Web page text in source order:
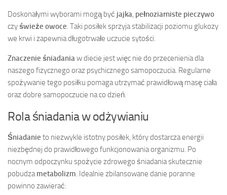
Doskonałymi wyborami mogą być jajka, pełnoziarniste pieczywo
czyświeże owoce. Taki posiłek sprzyja stabilizacji poziomu glukozy
we krwi i zapewnia długotrwałe uczucie sytości.
Znaczenie śniadaniaw diecie jest więc nie do przecenienia dla
naszego fizycznego oraz psychicznego samopoczucia. Regularne
spożywanie tego posiłku pomaga utrzymać prawidłową masę ciała
oraz dobre samopoczucie na co dzień.
Rola śniadania w odżywianiu
Śniadanie to niezwykle istotny posiłek, który dostarcza energii
niezbędnej do prawidłowego funkcjonowania organizmu. Po
nocnym odpoczynku spożycie zdrowego śniadania skutecznie
pobudzametabolizm. Idealnie zbilansowane danie poranne
powinno zawierać: